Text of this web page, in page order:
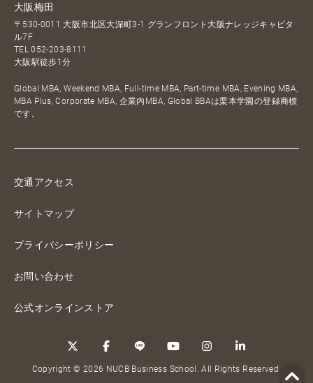
大阪梅田
〒530-0011 大阪市北区大深町3-1 グランフロント大阪ナレッジキャピタ
ル7F
TEL052-203-8111
大阪駅徒歩1分
Global MBA, Weekend MBA, Full-time MBA, Part-time MBA, Evening MBA,
MBA Plus, Corporate MBA, 企業内MBA, Global BBAは栗本学園の登録商標
です。
交通アクセス
サイトマップ
プライバシーポリシー
お問い合わせ
公式オンラインストア
Copyright © 2026 NUCB Business School. All Rights Reserved.